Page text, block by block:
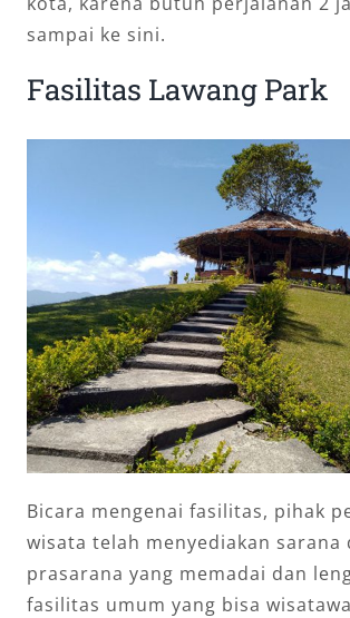
sampai ke sini.
Fasilitas Lawang Park
Bicara mengenai fasilitas, pihak
wisata telah menyediakan sarana
prasarana yang memadai dan
fasilitas umum yang bisa